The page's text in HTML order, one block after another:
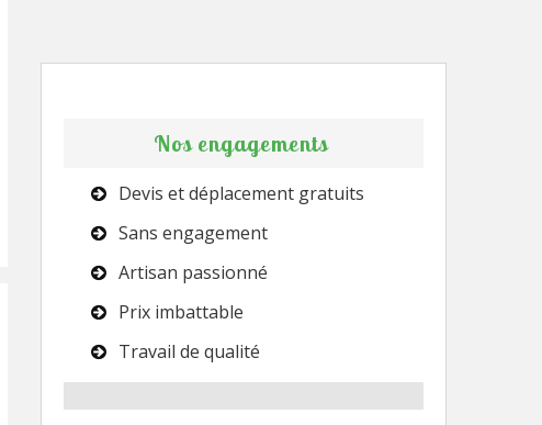
Nos engagements
Devis et déplacement gratuits
Sans engagement
Artisan passionné
Prix imbattable
Travail de qualité